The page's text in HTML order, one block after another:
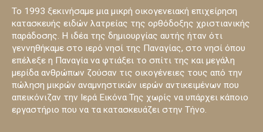
Το 1993 ξεκινήσαμε μια μικρή οικογενειακή επιχείρηση
κατασκευής ειδών λατρείας της ορθόδοξης χριστιανικής
παράδοσης. Η ιδέα της δημιουργίας αυτής ήταν ότι
γεννηθήκαμε στο ιερό νησί της Παναγίας, στο νησί όπου
επέλεξε η Παναγία να φτιάξει το σπίτι της και μεγάλη
μερίδα ανθρώπων ζούσαν τις οικογένειες τους από την
πώληση μικρών αναμνηστικών ιερών αντικειμένων που
απεικόνιζαν την Ιερά Εικόνα Της χωρίς να υπάρχει κάποιο
εργαστήριο που να τα κατασκευάζει στην Τήνο.